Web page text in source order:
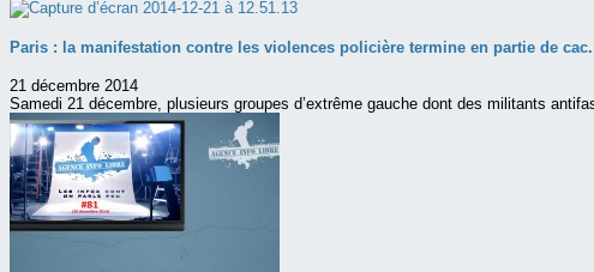
Paris : la manifestation contre les violences policière termine en partie de
21 décembre 2014
Samedi 21 décembre, plusieurs groupes d’extrême gauche dont des militants